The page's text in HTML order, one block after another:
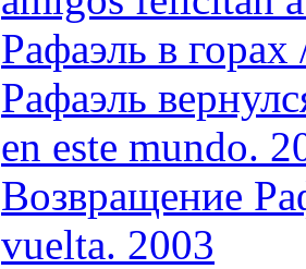
Рафаэль в
Рафаэль
en este mundo.
Возвращение
vuelta. 2003